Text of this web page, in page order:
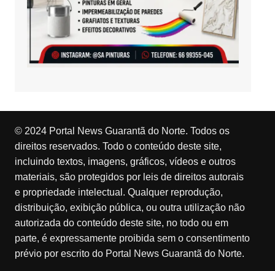
© 2024 Portal News Guarantã do Norte. Todos os
direitos reservados. Todo o conteúdo deste site,
incluindo textos, imagens, gráficos, vídeos e outros
materiais, são protegidos por leis de direitos autorais
e propriedade intelectual. Qualquer reprodução,
distribuição, exibição pública, ou outra utilização não
autorizada do conteúdo deste site, no todo ou em
parte, é expressamente proibida sem o consentimento
prévio por escrito do Portal News Guarantã do Norte.